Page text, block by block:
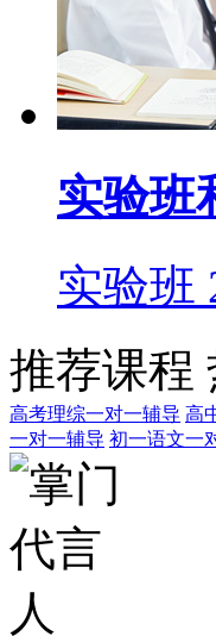
实验班
实验班
推荐课程
高考理综一对一辅导 高
一对一辅导 初一语文一